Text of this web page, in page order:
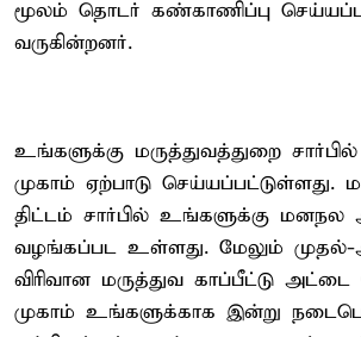
மூலம் தொடர் கண்காணிப்பு
வருகின்றனர்.
உங்களுக்கு மருத்துவத்துறை
முகாம் ஏற்பாடு
திட்டம் சார்பில் உங்களுக்கு
வழங்கப்பட உள்ளது. மேலும் முதல்-
விரிவான மருத்துவ காப்பீட்டு
முகாம் உங்களுக்காக இன்று